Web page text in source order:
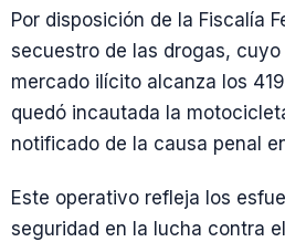
Por disposición de la Fiscalía
secuestro de las drogas,
mercado ilícito alcanza los
quedó incautada la
notificado de la causa penal
Este operativo refleja los
seguridad en la lucha contra